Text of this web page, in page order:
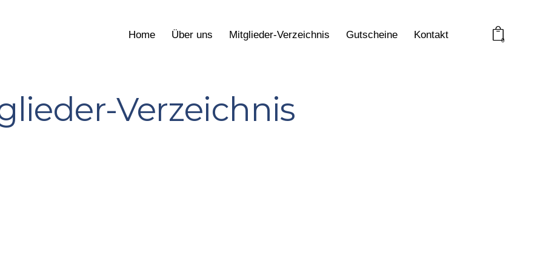
Home Über uns Mitglieder-Verzeichnis Gutscheine Kontakt 0
Verzeichnis